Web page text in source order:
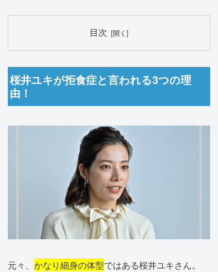
目次
桜井ユキが拒食症と言われる3つの理
由！
元々、 かなり細身の体型ではある桜井ユキさん。